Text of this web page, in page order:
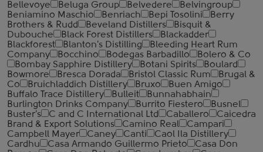
Bellevoye
Beluga Group Belvedere
Belvingroup
Beniamino Maschio
Benriach Bepi Tosolini
Berry
Brothers & Rudd
Beveland Distillers
Bisquit &
Dubouche
Black Forest Distillers
Blackadder
Blackforest
Blanton's Distilling
Bleeding Heart Rum
Company
Bocchino Bodegas Barbadillo
Bolero & Co
Bombay Sapphire Distillery
Botani Spirits
Boulard
Bowmore
Bresca Dorada Bristol Classic Rum
Brugal &
Co
Bruichladdich Distillery Bruxo
Buen Amigo
Buffalo Trace Distillery
Bulleit
Bunnahabhain
Burlington Drinks Company
Burrito Fiestero
Busnel
Buster's
C and C International Ltd Caballero
Caicedra
Brand & Export Solutions
Camino Real
Campari
Campbell Mayer
Caney Canti
Caol Ila Distillery
Cardhu
Casa Armando Guillermo Prieto
Casa Don